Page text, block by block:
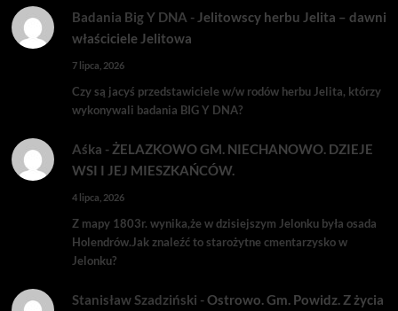
Badania Big Y DNA - Jelitowscy herbu Jelita – dawni
właściciele Jelitowa
7 lipca, 2026
Czy są jacyś przedstawiciele w/w rodów herbu Jelita, którzy
wykonywali badania BIG Y DNA?
Aśka - ŻELAZKOWO GM. NIECHANOWO. DZIEJE
WSI I JEJ MIESZKAŃCÓW.
4 lipca, 2026
Z mapy 1803r. wynika,że w dzisiejszym Jelonku była osada
Holendrów.Jak znaleźć to starożytne cmentarzysko w
Jelonku?
Stanisław Szadziński -Ostrowo. Gm. Powidz. Z życia